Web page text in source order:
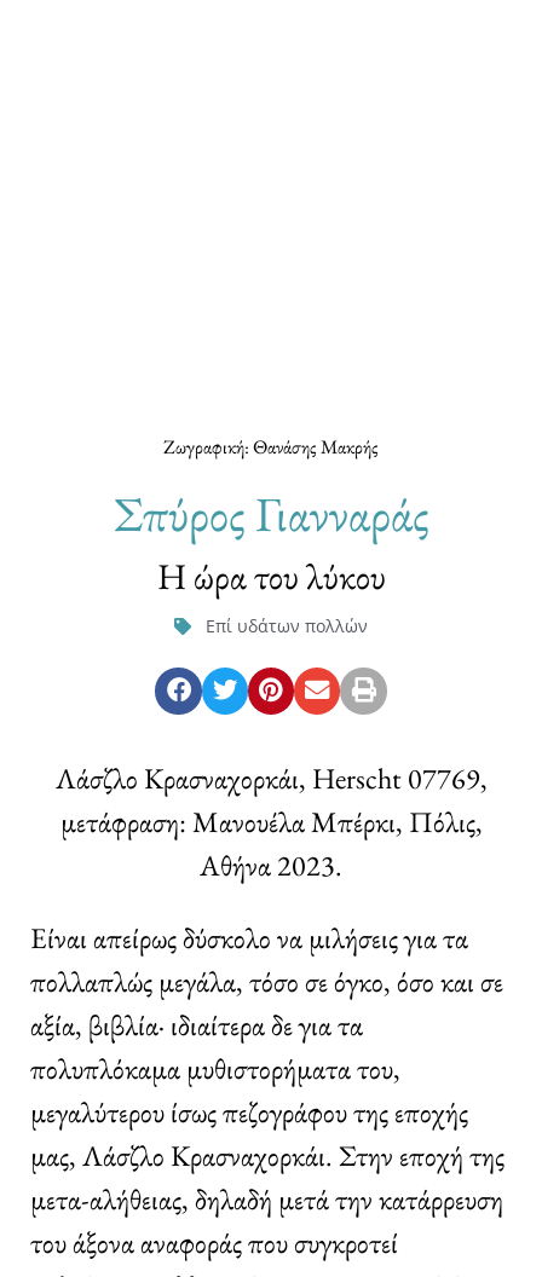
Ζωγραφική: Θανάσης Μακρής
Σπύρος Γιανναράς
Η ώρα του λύκου
Επί υδάτων πολλών
Λάσζλο Κρασναχορκάι, Herscht 07769,
μετάφραση: Μανουέλα Μπέρκι, Πόλις,
Αθήνα 2023.
Eίναι απείρως δύσκολο να μιλήσεις για τα
πολλαπλώς μεγάλα, τόσο σε όγκο, όσο και σε
αξία, βιβλία· ιδιαίτερα δε για τα
πολυπλόκαμα μυθιστορήματα του,
μεγαλύτερου ίσως πεζογράφου της εποχής
μας, Λάσζλο Κρασναχορκάι. Στην εποχή της
μετα-αλήθειας, δηλαδή μετά την κατάρρευση
του άξονα αναφοράς που συγκροτεί